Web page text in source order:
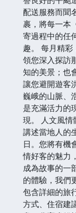
配送服務而聞
裹，將每一本
寄過程中的任
趣。 每月精
領您深入探訪
知的美景；也
讓您避開遊客
巍峨的山脈、
是充滿活力的
現。 人文風情
講述當地人的
日。您將有機
情好客的魅力
成為故事的一
的體驗，我們
包含詳細的旅
方式、住宿建